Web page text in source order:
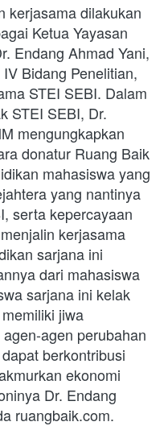
kerjasama dilakukan
Ketua Yayasan
Endang Ahmad Yani,
Bidang Penelitian,
STEI SEBI. Dalam
STEI SEBI, Dr.
mengungkapkan
donatur Ruang Baik
mahasiswa yang
yang nantinya
serta kepercayaan
kerjasama
sarjana ini
dari mahasiswa
sarjana ini kelak
jiwa
agen perubahan
berkontribusi
ekonomi
Dr. Endang
ruangbaik.com.